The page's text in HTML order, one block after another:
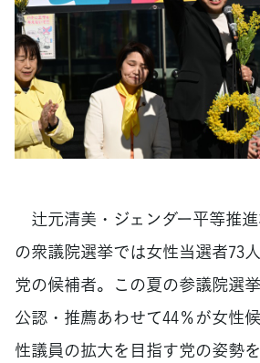
辻元清美・ジェンダー平等推進
の衆議院選挙では女性当選者73
党の候補者。この夏の参議院選
公認・推薦あわせて44％が女性
性議員の拡大を目指す党の姿勢